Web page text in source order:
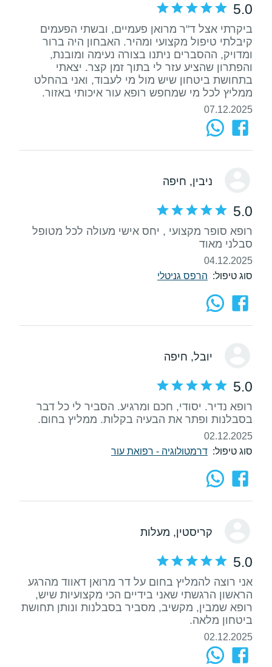
5.0
ביקרתי אצל ד"ר מרואן פעמיים, ובשתי הפעמים
קיבלתי טיפול מקצועי ומהיר. האבחון היה ברור
ומדויק, ההסברים ניתנו בצורה נעימה ומובנת,
והפתרון שהציע עזר לי בתוך זמן קצר. יצאתי
בתחושת ביטחון שיש מול מי לעבוד, ואני בהחלט
ממליץ לכל מי שמחפש רופא עור איכותי באזור.
07.12.2025
ניבין, חיפה
5.0
סבלני מאוד
04.12.2025
סוג טיפול: הרפס גניטלי
יובל, חיפה
5.0
רופא נדיר. יסודי, חכם ומרגיע. הסביר לי כל דבר
בסבלנות ופתר את הבעיה בקלות. ממליץ בחום.
02.12.2025
סוג טיפול: דרמטולוגיה - רפואת עור
קריסטין, מעלות
5.0
אני רוצה להמליץ בחום על דר מרואן דאווד מהרגע
הראשון הרגשתי שאני בידיים הכי מקצועיות שיש,
רופא שמבין, מקשיב, מסביר בסבלנות ונותן תחושת
ביטחון מלאה.
02.12.2025